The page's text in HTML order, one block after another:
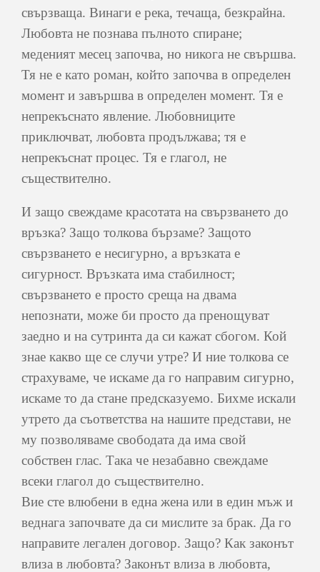
свързваща. Винаги е река, течаща, безкрайна.
Любовта не познава пълното спиране;
меденият месец започва, но никога не свършва.
Тя не е като роман, който започва в определен
момент и завършва в определен момент. Тя е
непрекъснато явление. Любовниците
приключват, любовта продължава; тя е
непрекъснат процес. Тя е глагол, не
съществително.
И защо свеждаме красотата на свързването до
връзка? Защо толкова бързаме? Защото
свързването е несигурно, а връзката е
сигурност. Връзката има стабилност;
свързването е просто среща на двама
непознати, може би просто да пренощуват
заедно и на сутринта да си кажат сбогом. Кой
знае какво ще се случи утре? И ние толкова се
страхуваме, че искаме да го направим сигурно,
искаме то да стане предсказуемо. Бихме искали
утрето да съответства на нашите представи, не
му позволяваме свободата да има свой
собствен глас. Така че незабавно свеждаме
всеки глагол до съществително.
Вие сте влюбени в една жена или в един мъж и
веднага започвате да си мислите за брак. Да го
направите легален договор. Защо? Как законът
влиза в любовта? Законът влиза в любовта,